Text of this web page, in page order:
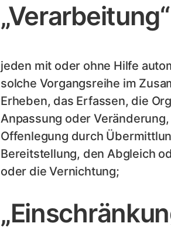
„Verarbeitung“
jeden mit oder ohne Hilfe
solche Vorgangsreihe im
Erheben, das Erfassen, die
Anpassung oder
Offenlegung durch
Bereitstellung, den Abgleich
oder die Vernichtung;